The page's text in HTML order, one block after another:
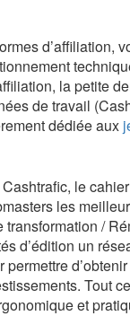
d’affiliation,
la petite
de travail
dédiée aux
le
les
transformation /
d’édition un
permettre
Tout
et